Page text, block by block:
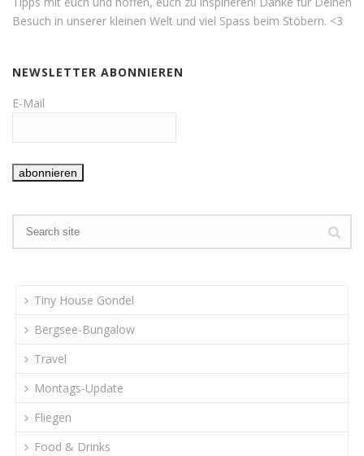
Besuch in unserer kleinen Welt und viel Spass beim Stöbern. <3
NEWSLETTER ABONNIEREN
E-Mail
Tiny House Gondel
Bergsee-Bungalow
Travel
Montags-Update
Fliegen
Food & Drinks